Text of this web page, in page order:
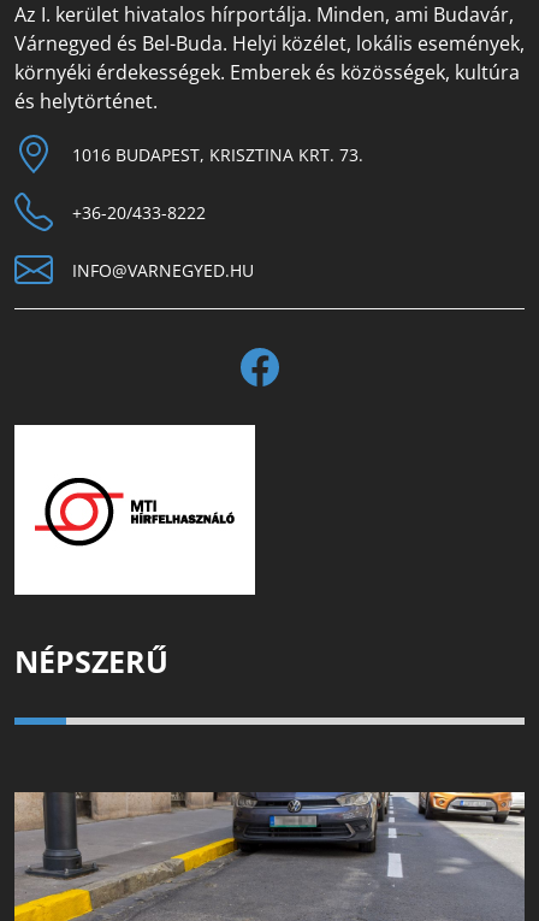
Az I. kerület hivatalos hírportálja. Minden, ami Budavár,
Várnegyed és Bel-Buda. Helyi közélet, lokális események,
környéki érdekességek. Emberek és közösségek, kultúra
és helytörténet.
1016 BUDAPEST, KRISZTINA KRT. 73.
+36-20/433-8222
INFO@VARNEGYED.HU
NÉPSZERŰ